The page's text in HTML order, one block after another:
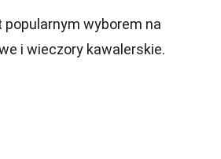
popularnym wyborem na
i wieczory kawalerskie.